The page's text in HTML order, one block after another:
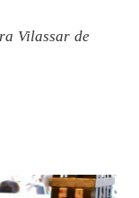
Vilassar de